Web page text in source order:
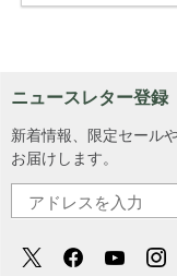
ニュースレター登録
新着情報、限定セール
お届けします。